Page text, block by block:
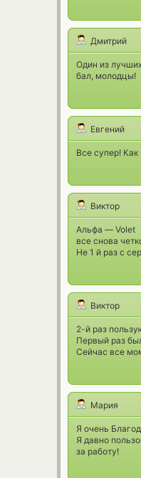
Дмитрий
Один из
бал, молодцы!
Евгений
Все супер!
Виктор
Альфа — Volet
все снова
Не 1 й раз с
Виктор
2-й раз
Первый раз
Сейчас все
Мария
Я очень
Я давно
за работу!